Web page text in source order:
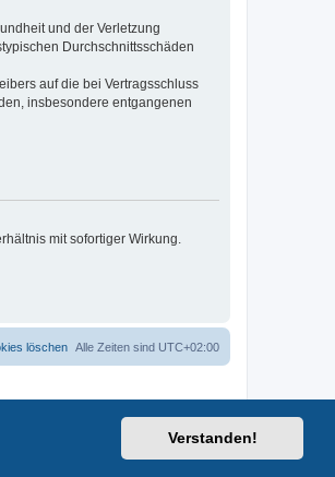
Verstanden!
und der Verletzung
Durchschnittsschäden
auf die bei Vertragsschluss
insbesondere entgangenen
mit sofortiger Wirkung.
Alle Zeiten sind UTC+02:00
löschen